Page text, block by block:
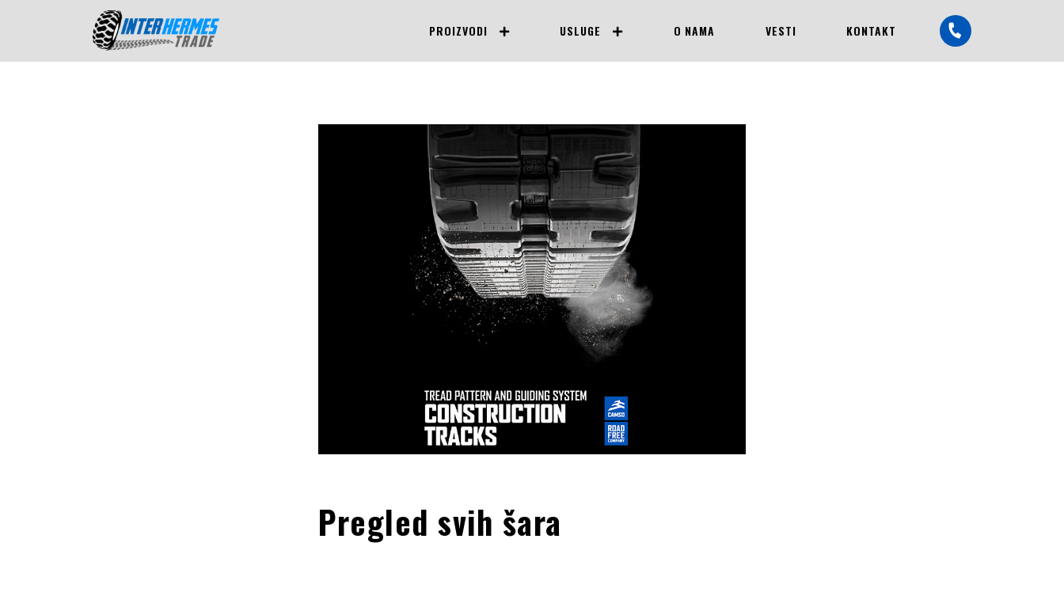
PROIZVODI USLUGE O NAMA VESTI KONTAKT
Pregled svih šara